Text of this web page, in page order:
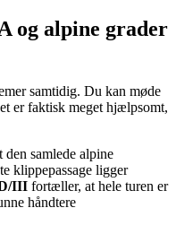
og alpine grader
samtidig. Du kan møde
er faktisk meget hjælpsomt,
den samlede alpine
klippepassage ligger
III fortæller, at hele turen er
håndtere